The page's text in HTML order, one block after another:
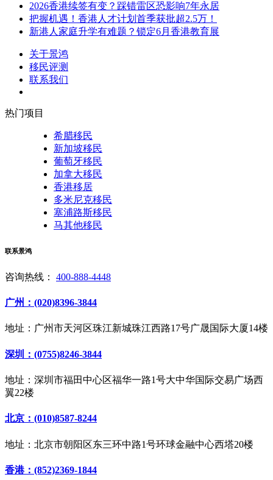
2026香港续签有变？踩错雷区恐影响7年永居
把握机遇！香港人才计划首季获批超2.5万！
新港人家庭升学有难题？锁定6月香港教育展
关于景鸿
移民评测
联系我们
热门项目
希腊移民
新加坡移民
葡萄牙移民
加拿大移民
香港移居
多米尼克移民
塞浦路斯移民
马其他移民
联系景鸿
咨询热线： 400-888-4448
广州：(020)8396-3844
地址：广州市天河区珠江新城珠江西路17号广晟国际大厦14楼
深圳：(0755)8246-3844
地址：深圳市福田中心区福华一路1号大中华国际交易广场西
翼22楼
北京：(010)8587-8244
地址：北京市朝阳区东三环中路1号环球金融中心西塔20楼
香港：(852)2369-1844